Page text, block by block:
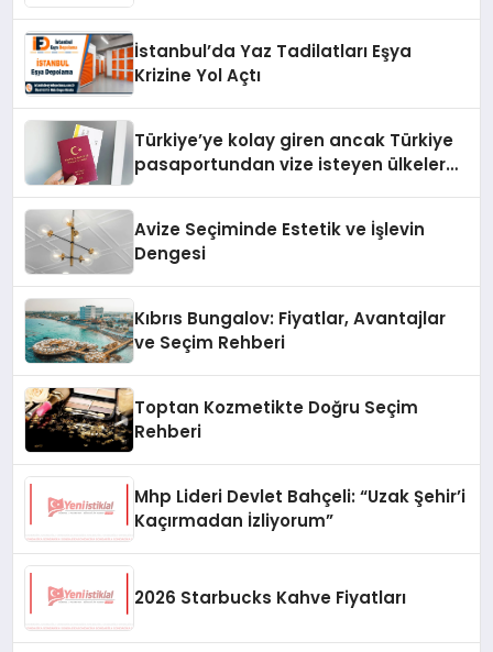
İstanbul’da Yaz Tadilatları Eşya
Krizine Yol Açtı
Türkiye’ye kolay giren ancak Türkiye
pasaportundan vize isteyen ülkeler
Avize Seçiminde Estetik ve İşlevin
Dengesi
Kıbrıs Bungalov: Fiyatlar, Avantajlar
ve Seçim Rehberi
Toptan Kozmetikte Doğru Seçim
Rehberi
Mhp Lideri Devlet Bahçeli: “Uzak Şehir’i
Kaçırmadan İzliyorum”
2026 Starbucks Kahve Fiyatları